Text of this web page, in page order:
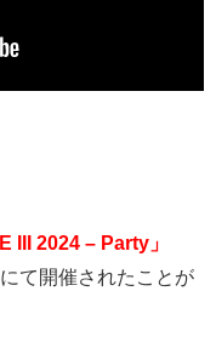
III 2024 – Party」
て開催されたことが